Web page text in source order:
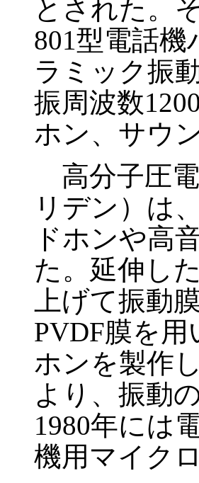
とされた。
801型電話
ラミック振
振周波数
ホン、サウ
高分子圧
リデン）は
ドホンや高
た。延伸し
上げて振動
PVDF膜を
ホンを製作
より、振動
1980年には
機用マイク